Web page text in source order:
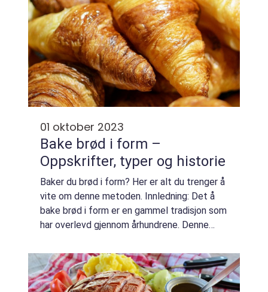
01 oktober 2023
Bake brød i form –
Oppskrifter, typer og historie
Baker du brød i form? Her er alt du trenger å
vite om denne metoden. Innledning: Det å
bake brød i form er en gammel tradisjon som
har overlevd gjennom århundrene. Denne
jevnere brødskiver og en mer ensartet ko...